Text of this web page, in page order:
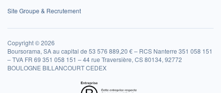
Site Groupe & Recrutement
Copyright © 2026
Boursorama, SA au capital de 53 576 889,20 € – RCS Nanterre 351 058 151
– TVA FR 69 351 058 151 – 44 rue Traversière, CS 80134, 92772
BOULOGNE BILLANCOURT CEDEX